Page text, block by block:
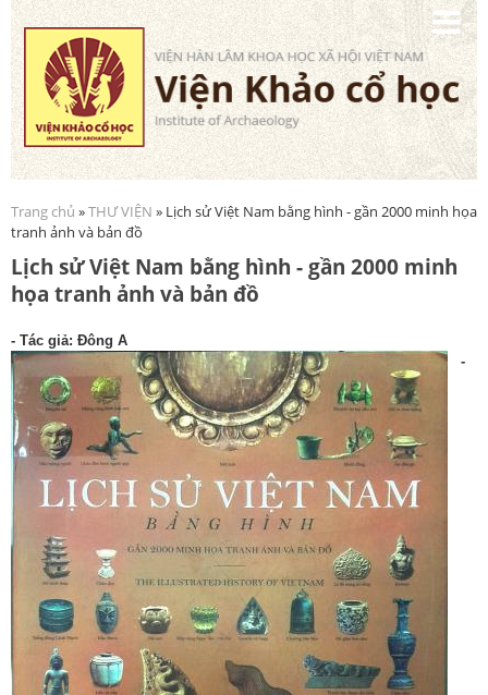
Nhảy
đến
nội
dung
Bạn đang ở đây
Trang chủ »THƯ VIỆN » Lịch sử Việt Nam bằng hình - gần 2000 minh họa
tranh ảnh và bản đồ
Lịch sử Việt Nam bằng hình - gần 2000 minh
họa tranh ảnh và bản đồ
- Tác giả: Đông A
-